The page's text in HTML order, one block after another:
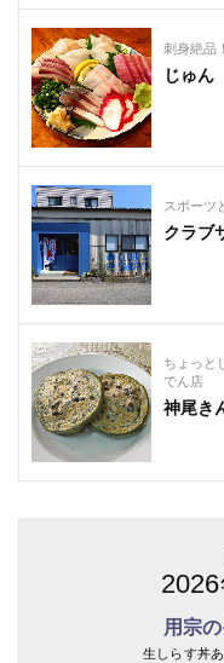
刺身絶品
じゅん
スポーツ
クラブ
ちょっと
でん店
神尾き
用宗
生しらす丼